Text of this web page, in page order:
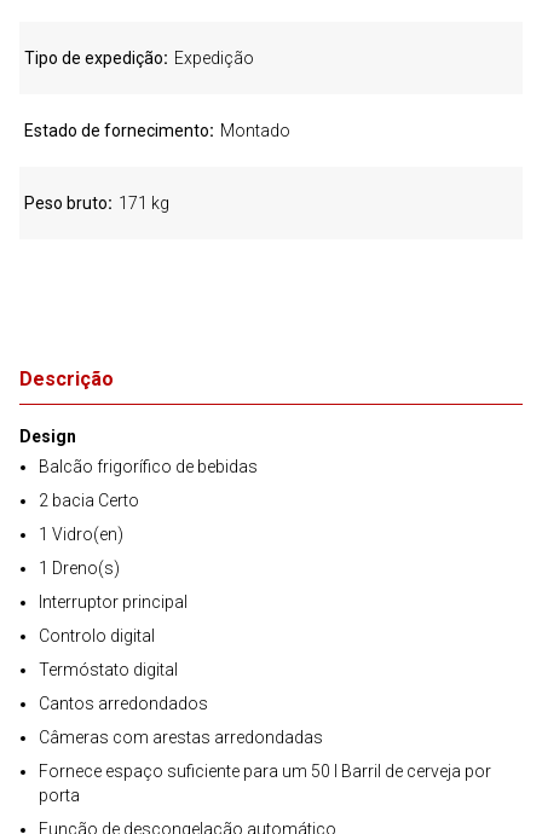
Descrição
Design
Balcão frigorífico de bebidas
2 bacia Certo
1 Vidro(en)
1 Dreno(s)
Interruptor principal
Controlo digital
Termóstato digital
Cantos arredondados
Câmeras com arestas arredondadas
Fornece espaço suficiente para um 50 l Barril de cerveja por
porta
Função de descongelação automático
Tipo de expedição Expedição
Estado de fornecimento Montado
Peso bruto 171 kg